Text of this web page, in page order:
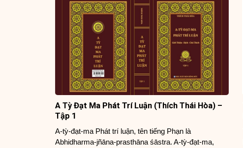
A Tỳ Đạt Ma Phát Trí Luận (Thích Thái Hòa) –
Tập 1
A-tỳ-đạt-ma Phát trí luận, tên tiếng Phạn là
Abhidharma-jñāna-prasthāna śāstra. A-tỳ-đạt-ma,